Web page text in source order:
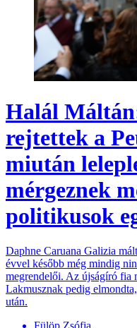
Halál
rejtettek a
miután
mérgeznek
politikusok
Daphne Caruana Galizia
évvel később még mindig
megrendelői. Az újságíró fia
Lakmusznak pedig
után.
Fülöp Zsófia